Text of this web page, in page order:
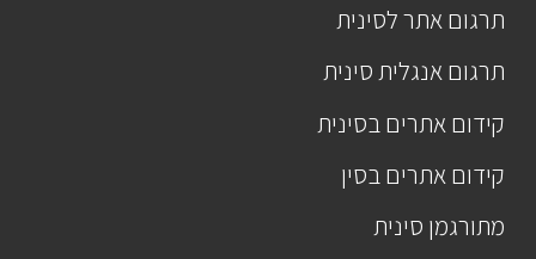
תרגום אתר לסינית
תרגום אנגלית סינית
קידום אתרים בסינית
קידום אתרים בסין
מתורגמן סינית